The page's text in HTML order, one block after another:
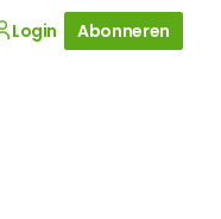
Login Abonneren